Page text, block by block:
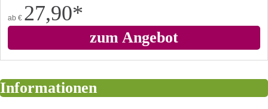
ab € 27,90*
zum Angebot
Informationen